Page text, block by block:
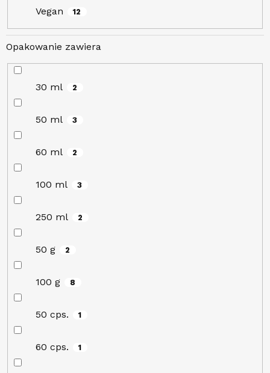
Vegan 12
Opakowanie zawiera
30 ml 2
50 ml 3
60 ml 2
100 ml 3
250 ml 2
50 g 2
100 g 8
50 cps. 1
60 cps. 1